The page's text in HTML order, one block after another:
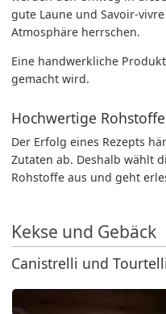
gute Laune und Savoir-
Atmosphäre herrschen.
Eine handwerkliche
gemacht wird.
Hochwertige Rohstoffe
Der Erfolg eines Rezepts
Zutaten ab. Deshalb wählt
Rohstoffe aus und geht
Kekse und Gebäck
Canistrelli und